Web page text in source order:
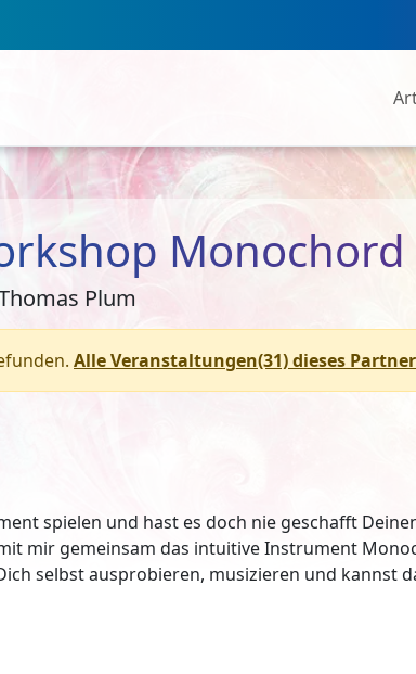
Plum
Alle Veranstaltungen(31) dieses
spielen und hast es doch nie geschafft
mir gemeinsam das intuitive Instrument
selbst ausprobieren, musizieren und kannst